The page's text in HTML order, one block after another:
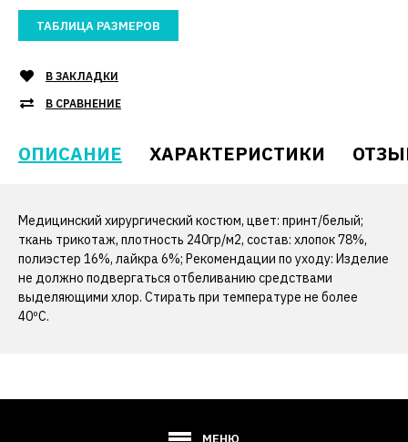
ТАБЛИЦА РАЗМЕРОВ
В ЗАКЛАДКИ
В СРАВНЕНИЕ
ОПИСАНИЕ ХАРАКТЕРИСТИКИ
Медицинский хирургический костюм, цвет: принт/белый;
ткань трикотаж, плотность 240гр/м2, состав: хлопок 78%,
полиэстер 16%, лайкра 6%; Рекомендации по уходу: Изделие
не должно подвергаться отбеливанию средствами
выделяющими хлор. Стирать при температуре не более
40ºС.
МЕНЮ